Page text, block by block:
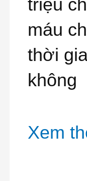
triệu
máu
thời
không
gì?
Xem